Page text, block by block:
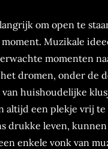
om open te
Muzikale
momenten
dromen, onder de
huishoudelijke
altijd een plekje vrij
drukke leven,
enkele vonk van